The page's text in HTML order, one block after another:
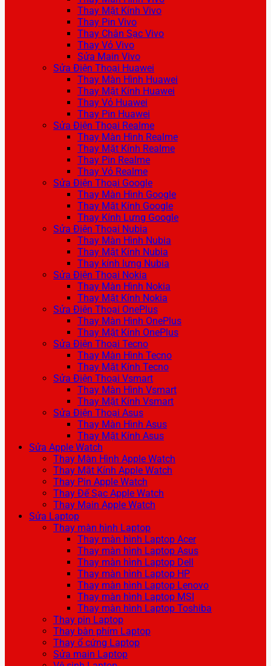
Thay Mặt Kính Vivo
Thay Pin Vivo
Thay Chân Sạc Vivo
Thay Vỏ Vivo
Sửa Main Vivo
Sửa Điện Thoại Huawei
Thay Màn Hình Huawei
Thay Mặt Kính Huawei
Thay Vỏ Huawei
Thay Pin Huawei
Sửa Điện Thoại Realme
Thay Màn Hình Realme
Thay Mặt Kính Realme
Thay Pin Realme
Thay Vỏ Realme
Sửa Điện Thoại Google
Thay Màn Hình Google
Thay Mặt Kính Google
Thay Kính Lưng Google
Sửa Điện Thoại Nubia
Thay Màn Hình Nubia
Thay Mặt Kính Nubia
Thay kính lưng Nubia
Sửa Điện Thoại Nokia
Thay Màn Hình Nokia
Thay Mặt Kính Nokia
Sửa Điện Thoại OnePlus
Thay Màn Hình OnePlus
Thay Mặt Kính OnePlus
Sửa Điện Thoại Tecno
Thay Màn Hình Tecno
Thay Mặt Kính Tecno
Sửa Điện Thoại Vsmart
Thay Màn Hình Vsmart
Thay Mặt Kính Vsmart
Sửa Điện Thoại Asus
Thay Màn Hình Asus
Thay Mặt Kính Asus
Sửa Apple Watch
Thay Màn Hình Apple Watch
Thay Mặt Kính Apple Watch
Thay Pin Apple Watch
Thay Đế Sạc Apple Watch
Thay Main Apple Watch
Sửa Laptop
Thay màn hình Laptop
Thay màn hình Laptop Acer
Thay màn hình Laptop Asus
Thay màn hình Laptop Dell
Thay màn hình Laptop HP
Thay màn hình Laptop Lenovo
Thay màn hình Laptop MSI
Thay màn hình Laptop Toshiba
Thay pin Laptop
Thay bàn phím Laptop
Thay ổ cứng Laptop
Sửa main Laptop